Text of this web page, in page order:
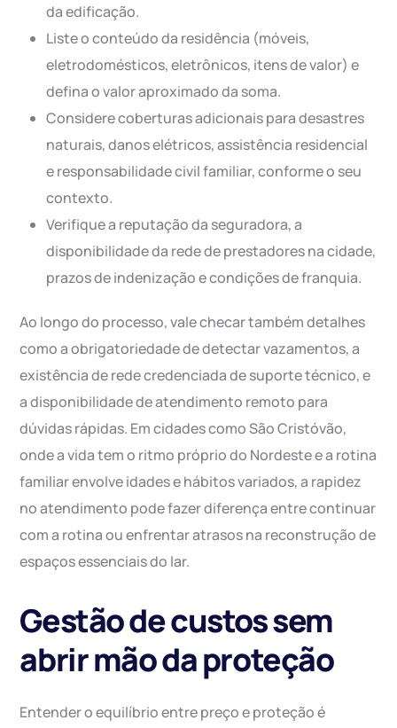
da edificação.
Liste o conteúdo da residência (móveis,
eletrodomésticos, eletrônicos, itens de valor) e
defina o valor aproximado da soma.
Considere coberturas adicionais para desastres
naturais, danos elétricos, assistência residencial
e responsabilidade civil familiar, conforme o seu
contexto.
Verifique a reputação da seguradora, a
disponibilidade da rede de prestadores na cidade,
prazos de indenização e condições de franquia.
Ao longo do processo, vale checar também detalhes
como a obrigatoriedade de detectar vazamentos, a
existência de rede credenciada de suporte técnico, e
a disponibilidade de atendimento remoto para
dúvidas rápidas. Em cidades como São Cristóvão,
onde a vida tem o ritmo próprio do Nordeste e a rotina
familiar envolve idades e hábitos variados, a rapidez
no atendimento pode fazer diferença entre continuar
com a rotina ou enfrentar atrasos na reconstrução de
espaços essenciais do lar.
Gestão de custos sem
abrir mão da proteção
Entender o equilíbrio entre preço e proteção é